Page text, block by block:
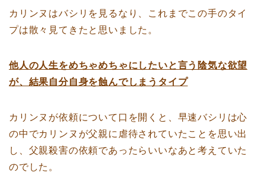
カリンヌはバシリを見るなり、これまでこの手のタイ
プは散々見てきたと思いました。
他人の人生をめちゃめちゃにしたいと言う陰気な欲望
が、結果自分自身を蝕んでしまうタイプ
カリンヌが依頼について口を開くと、早速バシリは心
の中でカリンヌが父親に虐待されていたことを思い出
し、父親殺害の依頼であったらいいなあと考えていた
のでした。